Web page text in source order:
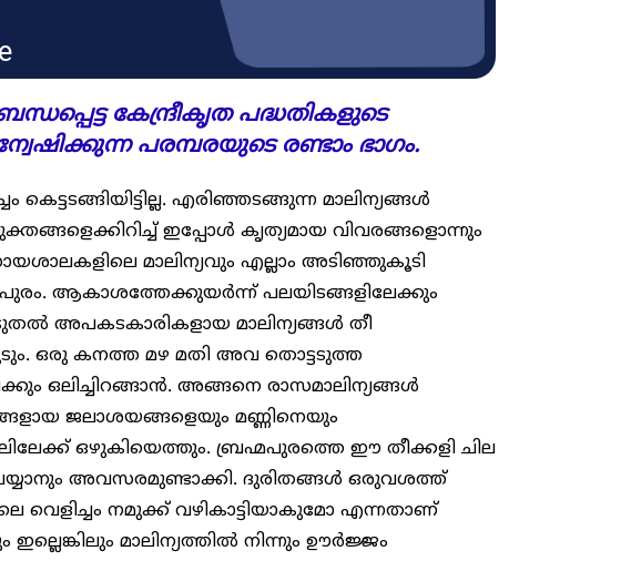
കേന്ദ്രീകൃത പദ്ധതികളുടെ
പരമ്പരയുടെ രണ്ടാം ഭാ​ഗം.
കെട്ടടങ്ങിയിട്ടില്ല. എരിഞ്ഞടങ്ങുന്ന മാലിന്യങ്ങൾ
ഇപ്പോൾ കൃത്യമായ വിവരങ്ങളൊന്നും
മാലിന്യവും എല്ലാം അടിഞ്ഞുകൂടി
ആകാശത്തേക്കുയർന്ന് പലയിടങ്ങളിലേക്കും
അപകടകാരികളായ മാലിന്യങ്ങൾ തീ
ഒരു കനത്ത മഴ മതി അവ തൊട്ടടുത്ത
ഒലിച്ചിറങ്ങാൻ. അങ്ങനെ രാസമാലിന്യങ്ങൾ
ജലാശയങ്ങളെയും മണ്ണിനെയും
ഒഴുകിയെത്തും. ബ്രഹ്മപുരത്തെ ഈ തീക്കളി ചില
അവസരമുണ്ടാക്കി. ദുരിതങ്ങൾ ഒരുവശത്ത്
വെളിച്ചം നമുക്ക് വഴികാട്ടിയാകുമോ എന്നതാണ്
മാലിന്യത്തിൽ നിന്നും ഊർജ്ജം